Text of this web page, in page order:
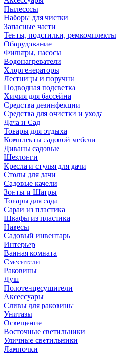
Пылесосы
Наборы для чистки
Запасные части
Тенты, подстилки, ремкомплекты
Оборудование
Фильтры, насосы
Водонагреватели
Хлоргенераторы
Лестницы и поручни
Подводная подсветка
Химия для бассейна
Средства дезинфекции
Средства для очистки и ухода
Дача и Сад
Товары для отдыха
Комплекты садовой мебели
Диваны садовые
Шезлонги
Кресла и стулья для дачи
Столы для дачи
Садовые качели
Зонты и Шатры
Товары для сада
Сараи из пластика
Шкафы из пластика
Навесы
Садовый инвентарь
Интерьер
Ванная комната
Смесители
Раковины
Душ
Полотенцесушители
Аксессуары
Сливы для раковины
Унитазы
Освещение
Восточные светильники
Уличные светильники
Лампочки